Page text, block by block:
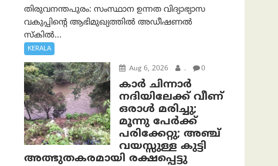
തിരുവനന്തപുരം: സംസ്ഥാന ഉന്നത വിദ്യാഭ്യാസ
വകുപ്പിന്റെ ആഭിമുഖ്യത്തിൽ അഡീഷണൽ
സ്കിൽ...
KERALA
Aug 6, 2026 . 0
കാര്‍ ചിന്നാര്‍
നദിയിലേക്ക് വീണ്
ഒരാള്‍ മരിച്ചു;
മൂന്നു പേര്‍ക്ക്
പരിക്കേറ്റു; അഞ്ച്
വയസ്സുള്ള കുട്ടി
അത്ഭുതകരമായി രക്ഷപ്പെട്ടു